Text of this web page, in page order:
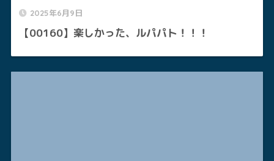
2025年6月9日
【00160】楽しかった、ルパパト！！！